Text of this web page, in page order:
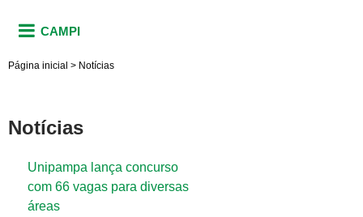
CAMPI
Página inicial > Notícias
Notícias
Unipampa lança concurso
com 66 vagas para diversas
áreas
Páginas